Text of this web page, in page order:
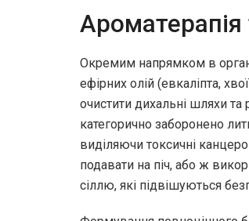
Ароматерапія
Окремим напрямком в
ефірних олій (евкаліпта,
очистити дихальні шляхи та
категорично заборонено
виділяючи токсичні
подавати на піч, або ж
сіллю, які підвішуються